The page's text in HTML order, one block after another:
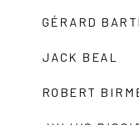
GÉRARD
JACK BEAL
ROBERT